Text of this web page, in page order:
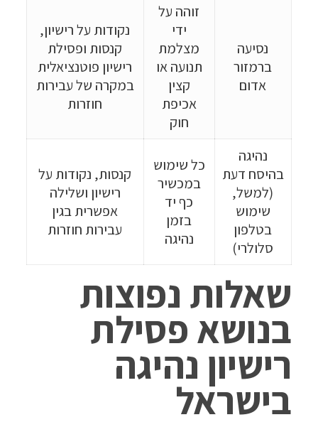
נסיעה
ברמזור
אדום
זוהה על
ידי
מצלמת
תנועה או
קצין
אכיפת
חוק
נקודות על רישיון,
קנסות ופסילת
רישיון פוטנציאלית
במקרה של עבירות
חוזרות
נהיגה
בהיסח דעת
(למשל,
שימוש
בטלפון
סלולרי)
כל שימוש
במכשיר
כף יד
בזמן
נהיגה
קנסות, נקודות על
רישיון ושלילה
אפשרית בגין
עבירות חוזרות
שאלות נפוצות
בנושא פסילת
רישיון נהיגה
בישראל